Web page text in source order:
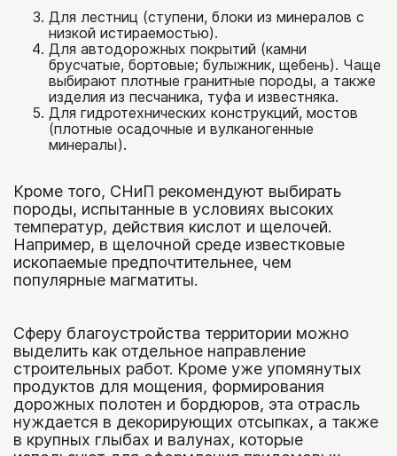
Облицовка цоколя
Облицовка стен
Облицовка фундамента
Облицовка бани и сауны
Отделка дома
Отделка квартиры
Для облицовки
Мощение ступеней и лестниц
Для подпорных стенок
Камень для подпорных стенок
Камень для оформления пруда и
водопада
Для ландшафта
Камень для клумбы и рокария
Камень для ландшафта
Камень для мощения улиц
Камень для оформления сада
Камень для дачи
Камень для альпийской горки
для пола в доме
Серый
Зеленый
Синий
Черный
Красный/розовый
Коричневый/бежевый
Для лестниц (ступени, блоки из минералов с
низкой истираемостью).
Для автодорожных покрытий (камни
брусчатые, бортовые; булыжник, щебень). Чаще
выбирают плотные гранитные породы, а также
изделия из песчаника, туфа и известняка.
Для гидротехнических конструкций, мостов
(плотные осадочные и вулканогенные
минералы).
Кроме того, СНиП рекомендуют выбирать
породы, испытанные в условиях высоких
температур, действия кислот и щелочей.
Например, в щелочной среде известковые
ископаемые предпочтительнее, чем
популярные магматиты.
Сферу благоустройства территории можно
выделить как отдельное направление
строительных работ. Кроме уже упомянутых
продуктов для мощения, формирования
дорожных полотен и бордюров, эта отрасль
нуждается в декорирующих отсыпках, а также
в крупных глыбах и валунах, которые